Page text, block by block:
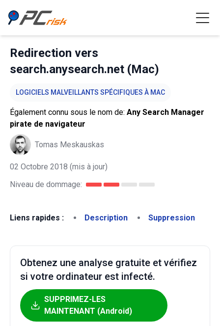
Redirection vers
search.anysearch.net (Mac)
LOGICIELS MALVEILLANTS SPÉCIFIQUES À MAC
Également connu sous le nom de: Any Search Manager
pirate de navigateur
Tomas Meskauskas
02 Octobre 2018 (mis à jour)
Niveau de dommage:
Liens rapides : Description Suppression
Obtenez une analyse gratuite et vérifiez
si votre ordinateur est infecté.
SUPPRIMEZ-LES
MAINTENANT (Android)